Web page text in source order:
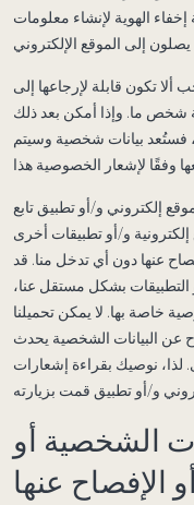
الهوية لإنشاء معلومات
ألا تكون قابلة لإرجاعها إلى
شخص ما. وإذا أمكن بعد ذلك
فستُعد بيانات شخصية وسيتم
إلكتروني و/أو تطبيق تابع
و/أو تطبيقات أخرى
عنها دون أي تدخل منا. قد
التطبيقات بشكل مستقل عنا،
خاصة بها. لا يمكن تحميلنا
عن البيانات الشخصية يحدث
لذا، نوصيك بقراءة إشعارات
الشخصية أو
الإفصاح عنها